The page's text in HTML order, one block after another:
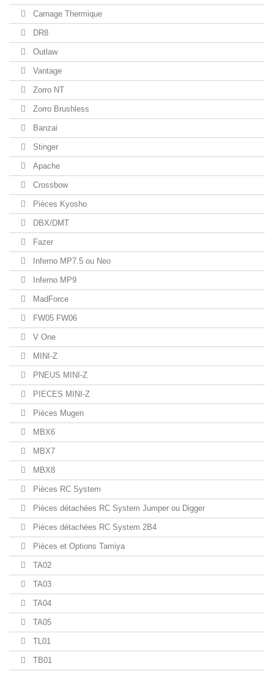
Carnage Thermique
DR8
Outlaw
Vantage
Zorro NT
Zorro Brushless
Banzai
Stinger
Apache
Crossbow
Pièces Kyosho
DBX/DMT
Fazer
Inferno MP7.5 ou Neo
Inferno MP9
MadForce
FW05 FW06
V One
MINI-Z
PNEUS MINI-Z
PIECES MINI-Z
Pièces Mugen
MBX6
MBX7
MBX8
Pièces RC System
Pièces détachées RC System Jumper ou Digger
Pièces détachées RC System 2B4
Pièces et Options Tamiya
TA02
TA03
TA04
TA05
TL01
TB01